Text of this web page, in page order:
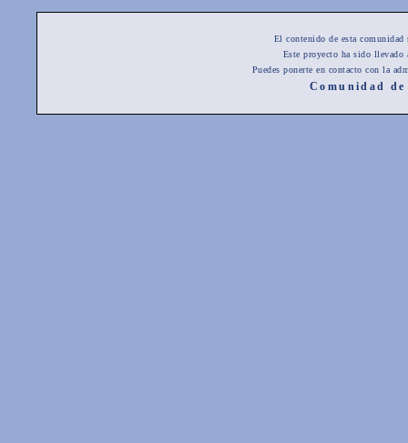
El contenido de esta
Este proyecto ha sido
Puedes ponerte en contacto con la
Comunidad